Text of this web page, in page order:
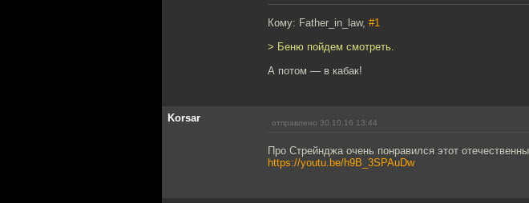
Кому: Father_in_law, #1
> Беню пойдем смотреть.
А потом — в кабак!
Korsar отправлено 30.10.16 13:44
Про Стрейнджа очень понравился этот
https://youtu.be/h9B_3SPAuDw